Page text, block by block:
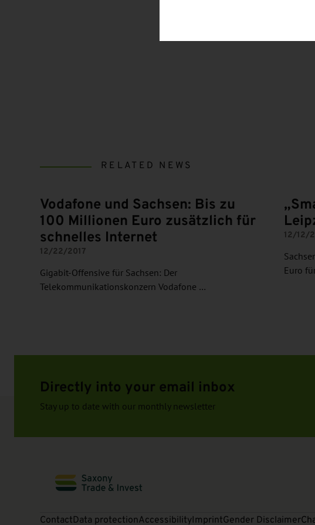
RELATED NEWS
Vodafone und Sachsen: Bis zu
100 Millionen Euro zusätzlich für
schnelles Internet
12/22/2017
Gigabit-Offensive für Sachsen: Der
Telekommunikationskonzern Vodafone …
12/12/
Euro
Directly into your email inbox
Stay up to date with our monthly newsletter
ContactData protectionAccessibilityImprintGender Disclaimer